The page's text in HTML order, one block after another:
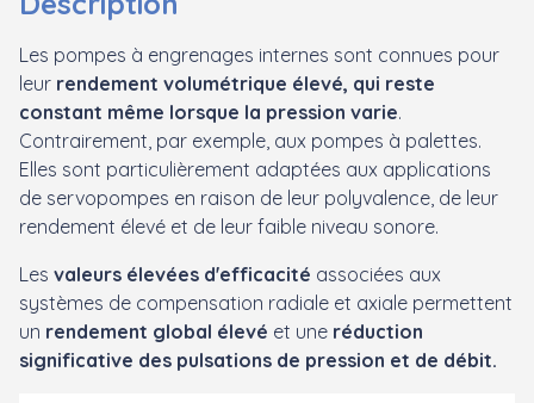
Les pompes à engrenages internes sont connues pour
leur rendement volumétrique élevé, qui reste
constant même lorsque la pression varie.
Contrairement, par exemple, aux pompes à palettes.
Elles sont particulièrement adaptées aux applications
de servopompes en raison de leur polyvalence, de leur
rendement élevé et de leur faible niveau sonore.
Les valeurs élevées d'efficacité associées aux
systèmes de compensation radiale et axiale permettent
un rendement global élevé et une réduction
significative des pulsations de pression et de débit.